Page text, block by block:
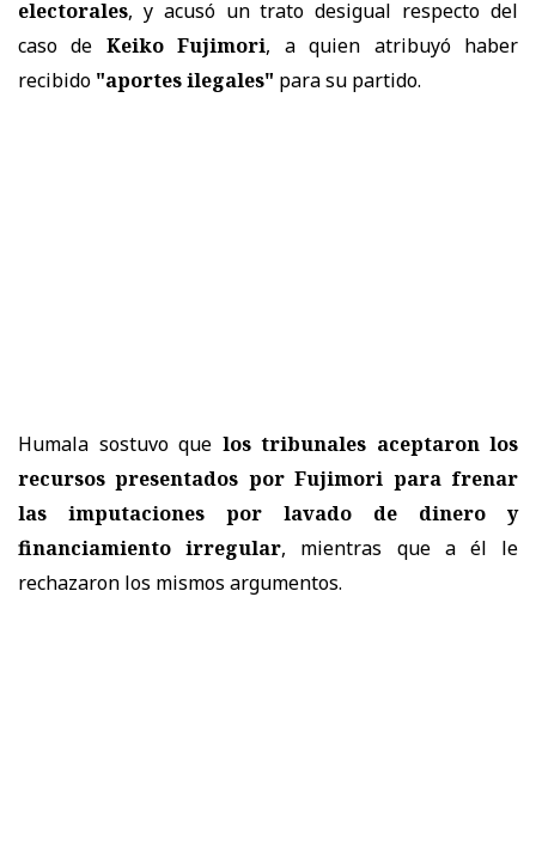
electorales, y acusó un trato desigual respecto del
caso de Keiko Fujimori, a quien atribuyó haber
recibido "aportes ilegales" para su partido.
Humala sostuvo que los tribunales aceptaron los
recursos presentados por Fujimori para frenar
las imputaciones por lavado de dinero y
financiamiento irregular, mientras que a él le
rechazaron los mismos argumentos.